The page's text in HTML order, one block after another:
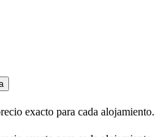
exacto para cada alojamiento.